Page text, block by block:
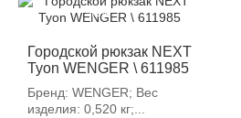
Городской рюкзак NEXT
Tyon WENGER \ 611985
Бренд: WENGER; Вес
изделия: 0,520 кг;...
-12%